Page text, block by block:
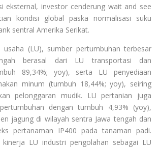
eksternal, investor cenderung wait and see
kondisi global paska normalisasi suku
sentral Amerika Serikat.
usaha (LU), sumber pertumbuhan terbesar
berasal dari LU transportasi dan
89,34%; yoy), serta LU penyediaan
minum (tumbuh 18,44%; yoy), seiring
pelonggaran mudik. LU pertanian juga
dengan tumbuh 4,93% (yoy),
jagung di wilayah sentra Jawa tengah dan
pertanaman IP400 pada tanaman padi.
kinerja LU industri pengolahan sebagai LU